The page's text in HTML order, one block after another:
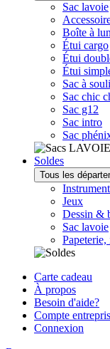
Sac lavoie
Boîte à
Étui cargo
Étui
Étui
Sac à
Sac chic
Sac g12
Sac intro
Sac
Soldes
Tous les
Jeux
Dessin &
Sac lavoie
Carte cadeau
À propos
Besoin d'aide?
Compte
Connexion